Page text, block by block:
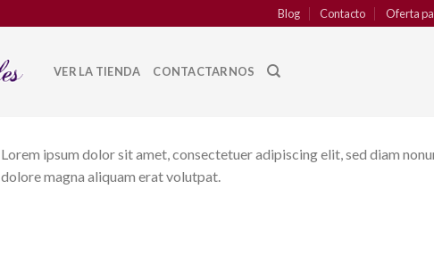
Blog Contacto Oferta
VER LA TIENDA CONTACTARNOS
Lorem ipsum dolor sit amet, consectetuer adipiscing elit, sed diam
dolore magna aliquam erat volutpat.